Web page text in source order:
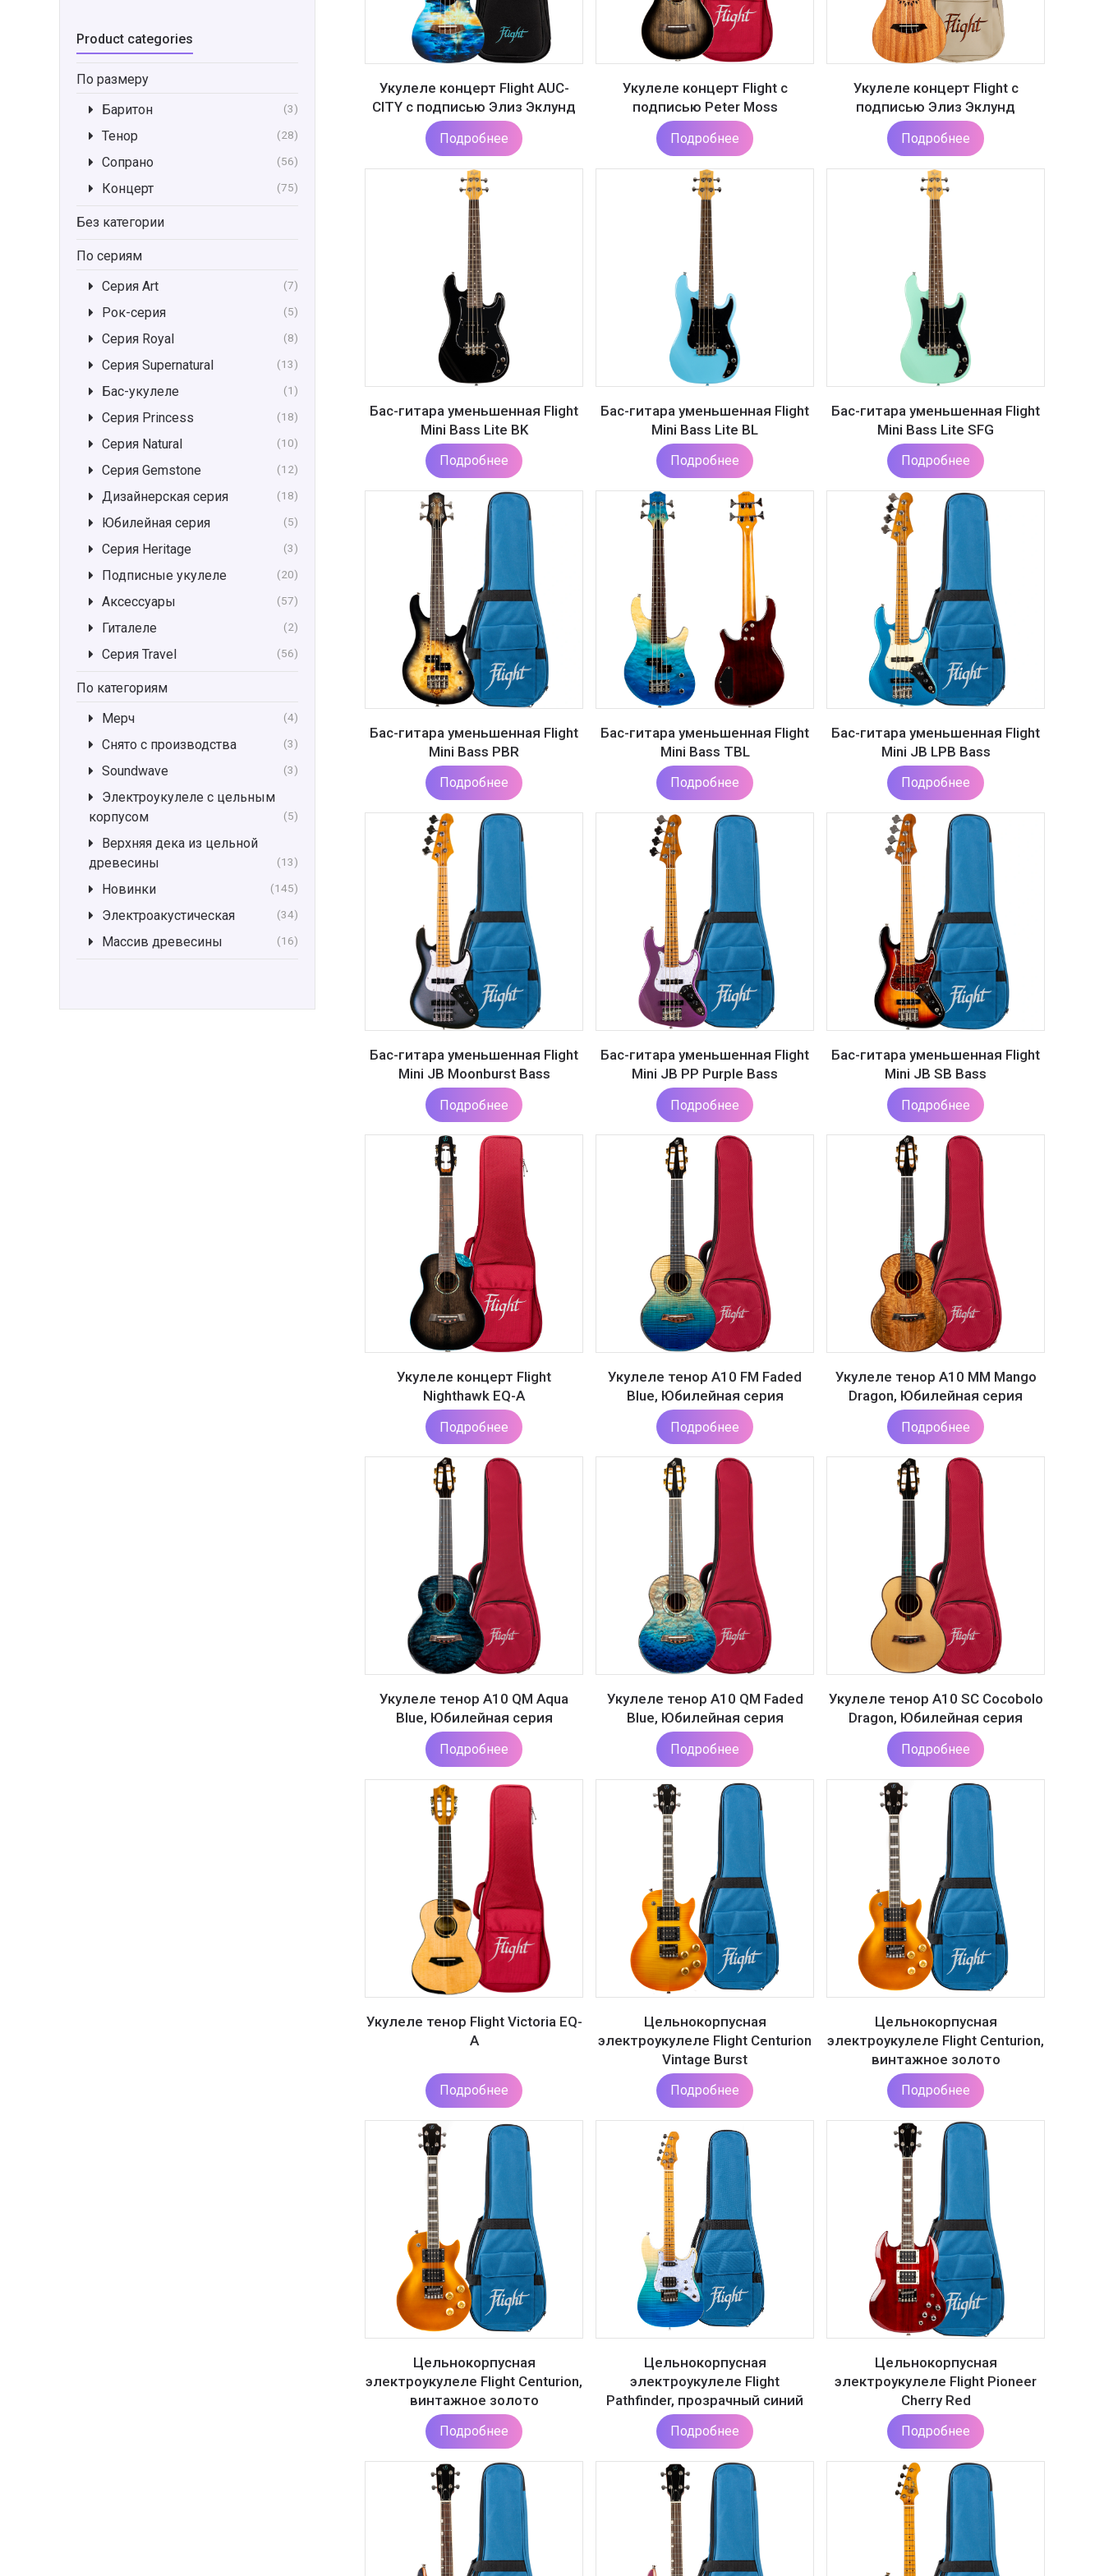
Укулеле концерт Flight AUC-
CITY с подписью Элиз Эклунд
Подробнее
Укулеле концерт Flight с
подписью Peter Moss
Подробнее
Укулеле концерт Flight с
подписью Элиз Эклунд
Подробнее
Бас-гитара уменьшенная Flight
Mini Bass Lite BK
Подробнее
Бас-гитара уменьшенная Flight
Mini Bass Lite BL
Подробнее
Бас-гитара уменьшенная Flight
Mini Bass Lite SFG
Подробнее
Бас-гитара уменьшенная Flight
Mini Bass PBR
Подробнее
Бас-гитара уменьшенная Flight
Mini Bass TBL
Подробнее
Бас-гитара уменьшенная Flight
Mini JB LPB Bass
Подробнее
Бас-гитара уменьшенная Flight
Mini JB Moonburst Bass
Подробнее
Бас-гитара уменьшенная Flight
Mini JB PP Purple Bass
Подробнее
Бас-гитара уменьшенная Flight
Mini JB SB Bass
Подробнее
Укулеле концерт Flight
Nighthawk EQ-A
Подробнее
Укулеле тенор A10 FM Faded
Blue, Юбилейная серия
Подробнее
Укулеле тенор A10 MM Mango
Dragon, Юбилейная серия
Подробнее
Укулеле тенор A10 QM Aqua
Blue, Юбилейная серия
Подробнее
Укулеле тенор A10 QM Faded
Blue, Юбилейная серия
Подробнее
Укулеле тенор A10 SC Cocobolo
Dragon, Юбилейная серия
Подробнее
Укулеле тенор Flight Victoria EQ-
A
Подробнее
Цельнокорпусная
электроукулеле Flight Centurion
Vintage Burst
Подробнее
Цельнокорпусная
электроукулеле Flight Centurion,
винтажное золото
Подробнее
Цельнокорпусная
электроукулеле Flight Centurion,
винтажное золото
Подробнее
Цельнокорпусная
электроукулеле Flight
Pathfinder, прозрачный синий
Подробнее
Цельнокорпусная
электроукулеле Flight Pioneer
Cherry Red
Подробнее
Product categories
По размеру
Баритон
(3)
Тенор (28)
Сопрано (56)
Концерт (75)
Без категории
По сериям
Серия Art
(7)
Рок-серия (5)
Серия Royal (8)
Серия Supernatural (13)
Бас-укулеле (1)
Серия Princess (18)
Серия Natural (10)
Серия Gemstone (12)
Дизайнерская серия (18)
Юбилейная серия (5)
Серия Heritage (3)
Подписные укулеле (20)
Аксессуары (57)
Гиталеле (2)
Серия Travel (56)
По категориям
Мерч
(4)
Снято с производства (3)
Soundwave (3)
Электроукулеле с цельным
корпусом
(5)
Верхняя дека из цельной
древесины
(13)
Новинки (145)
Электроакустическая (34)
Массив древесины (16)